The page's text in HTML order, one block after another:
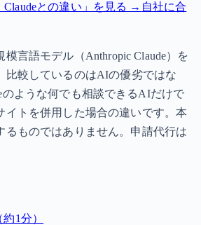
Claudeとの違い」を見る → 自社に合
言語モデル（Anthropic Claude）を
比較しているのはAIの優劣ではな
のような何でも相談できるAIだけで
イトを併用した場合の違いです。本
るものではありません。申請代行は
1分）